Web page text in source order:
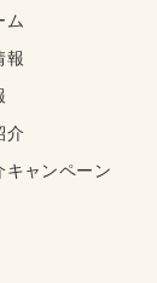
ム
報
介
キャンペーン